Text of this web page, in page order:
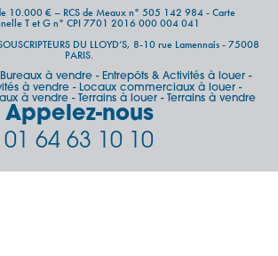
10.000 € – RCS de Meaux n° 505 142 984 - Carte
T et G n° CPI 7701 2016 000 004 041
DU LLOYD’S, 8-10 rue Lamennais - 75008
PARIS.
Bureaux à vendre- Entrepôts & Activités à louer-
à vendre - Locaux commerciaux à louer -
à vendre - Terrains à louer - Terrains à vendre
Appelez-nous
01 64 63 10 10